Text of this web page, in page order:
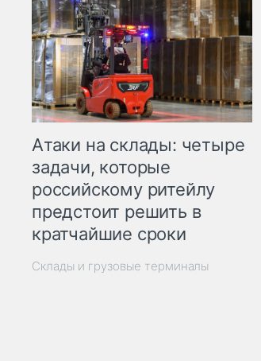
Атаки на склады: четыре
задачи, которые
российскому ритейлу
предстоит решить в
кратчайшие сроки
Склады и грузовые терминалы